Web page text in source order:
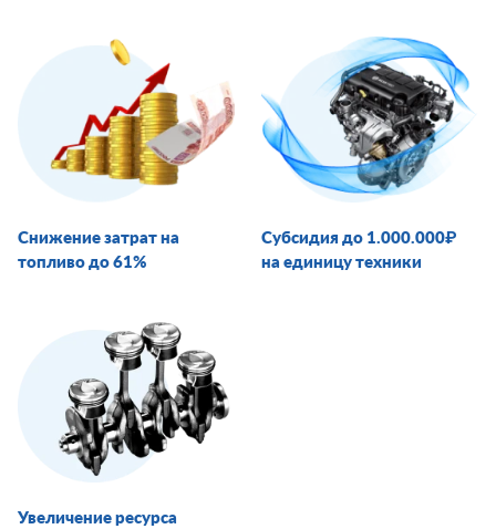
Снижение затрат на
топливо до 61%
Субсидия до 1.000.000₽
на единицу техники
Увеличение ресурса